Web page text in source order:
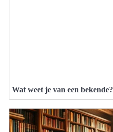
Wat weet je van een bekende?